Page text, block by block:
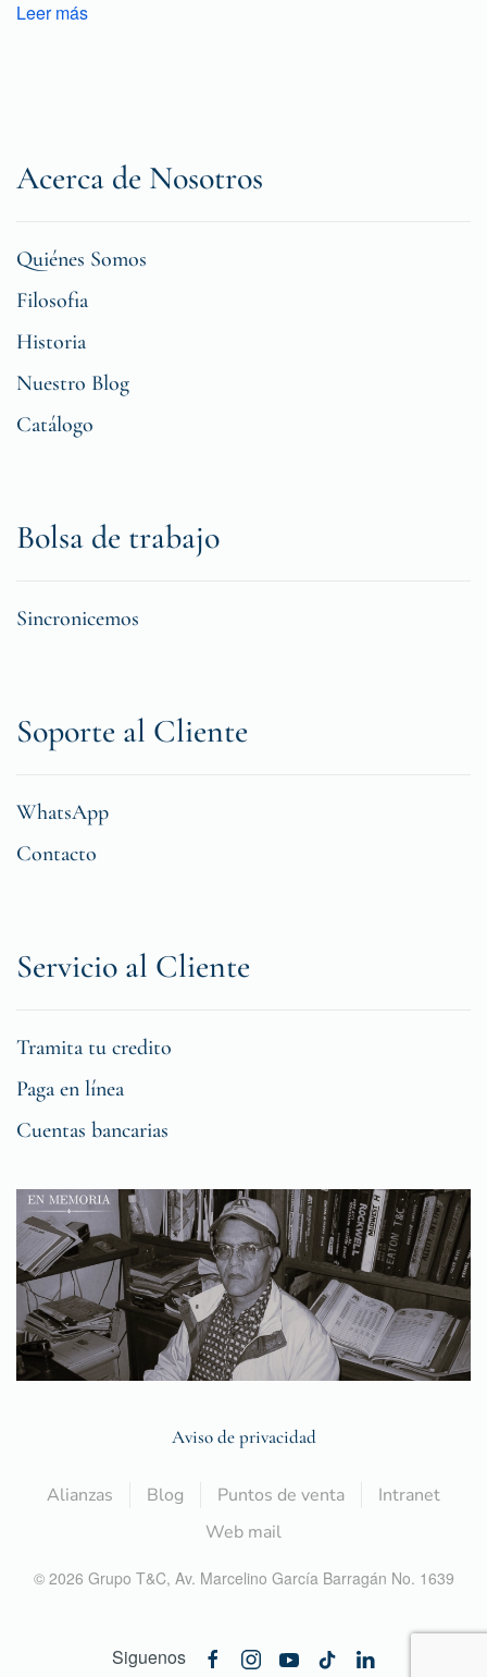
Leer más
Acerca de Nosotros
Quiénes Somos
Filosofia
Historia
Nuestro Blog
Catálogo
Bolsa de trabajo
Sincronicemos
Soporte al Cliente
WhatsApp
Contacto
Servicio al Cliente
Tramita tu credito
Paga en línea
Cuentas bancarias
Aviso de privacidad
Alianzas Blog Puntos de venta
Intranet
Web mail
© 2026 Grupo T&C, Av. Marcelino García Barragán No. 1639
Siguenos